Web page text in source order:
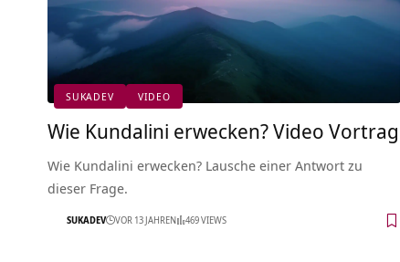
SUKADEV VIDEO
Wie Kundalini erwecken? Video Vortrag
Wie Kundalini erwecken? Lausche einer Antwort zu
dieser Frage.
SUKADEV VOR 13 JAHREN 469 VIEWS